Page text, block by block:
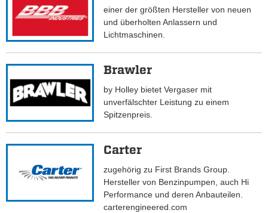
einer der größten Hersteller von neuen
und überholten Anlassern und
Lichtmaschinen.
Brawler
by Holley bietet Vergaser mit
unverfälschter Leistung zu einem
Spitzenpreis.
Carter
zugehörig zu First Brands Group.
Hersteller von Benzinpumpen, auch Hi
Performance und deren Anbauteilen.
carterengineered.com